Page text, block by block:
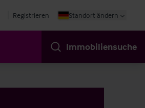
Registrieren Standort ändern
Immobiliensuche